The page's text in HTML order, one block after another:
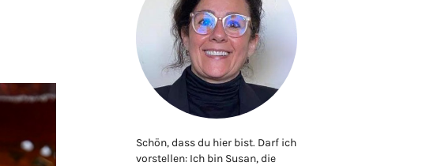
Schön, dass du hier bist. Darf ich
vorstellen: Ich bin Susan, die